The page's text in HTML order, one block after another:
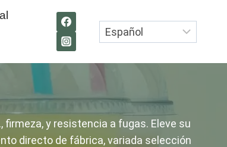
y resistencia a fugas. Eleve su
directo de fábrica, variada selección